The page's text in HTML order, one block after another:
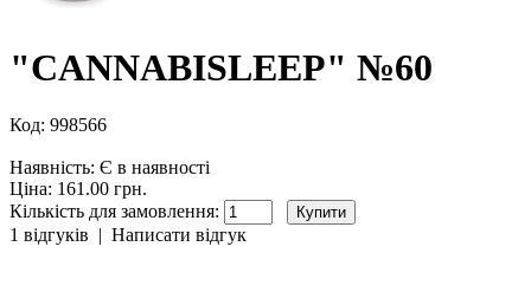
"CANNABISLEEP" №60
Код: 998566
Наявність: Є в наявності
Ціна: 161.00 грн.
Кількість для замовлення:
1 відгуків | Написати відгук